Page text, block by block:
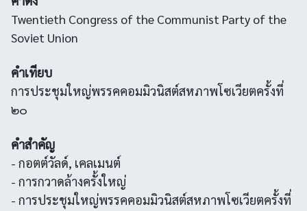
Twentieth Congress of the Communist Party of the
Soviet Union
คำเทียบ
การประชุมใหญ่พรรคคอมมิวนิสต์สหภาพโซเวียตครั้งที่
๒๐
คำสำคัญ
- กอตต์วัลด์, เคลเมนต์
- การกวาดล้างครั้งใหญ่
- การประชุมใหญ่พรรคคอมมิวนิสต์สหภาพโซเวียตครั้งที่